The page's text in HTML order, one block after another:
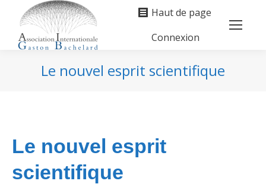
Haut de page
Connexion
Le nouvel esprit scientifique
Le nouvel esprit
scientifique